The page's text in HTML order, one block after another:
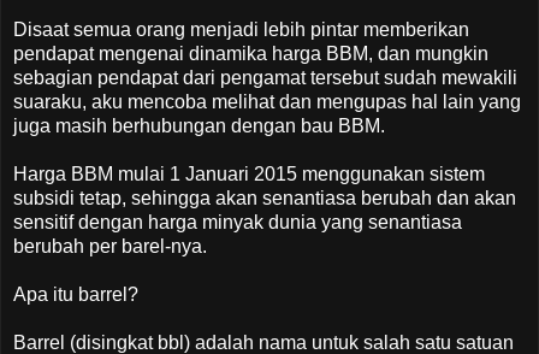
Disaat semua orang menjadi lebih pintar memberikan
pendapat mengenai dinamika harga BBM, dan mungkin
sebagian pendapat dari pengamat tersebut sudah mewakili
suaraku, aku mencoba melihat dan mengupas hal lain yang
juga masih berhubungan dengan bau BBM.
Harga BBM mulai 1 Januari 2015 menggunakan sistem
subsidi tetap, sehingga akan senantiasa berubah dan akan
sensitif dengan harga minyak dunia yang senantiasa
berubah per barel-nya.
Apa itu barrel?
Barrel (disingkat bbl) adalah nama untuk salah satu satuan